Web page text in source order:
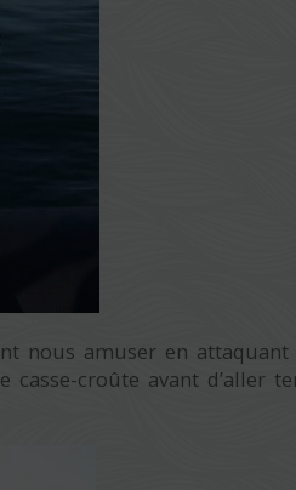
nous amuser en attaquant
croûte avant d’aller